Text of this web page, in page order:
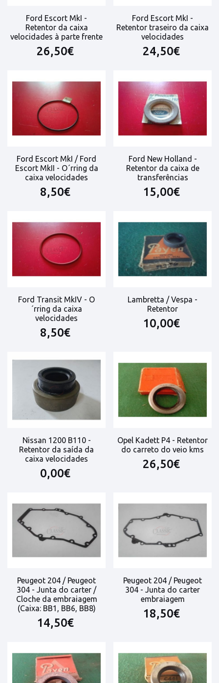
Ford Escort MkI -
Retentor da caixa
velocidades à parte frente
26,50€
Ford Escort MkI -
Retentor traseiro da caixa
velocidades
24,50€
Ford Escort MkI / Ford
Escort MkII - O´rring da
caixa velocidades
8,50€
Ford New Holland -
Retentor da caixa de
transferências
15,00€
Ford Transit MkIV - O
´rring da caixa
velocidades
8,50€
Lambretta / Vespa -
Retentor
10,00€
Nissan 1200 B110 -
Retentor da saída da
caixa velocidades
0,00€
Opel Kadett P4 - Retentor
do carreto do veio kms
26,50€
Peugeot 204 / Peugeot
304 - Junta do carter /
Cloche da embraiagem
(Caixa: BB1, BB6, BB8)
14,50€
Peugeot 204 / Peugeot
304 - Junta do carter
embraiagem
18,50€